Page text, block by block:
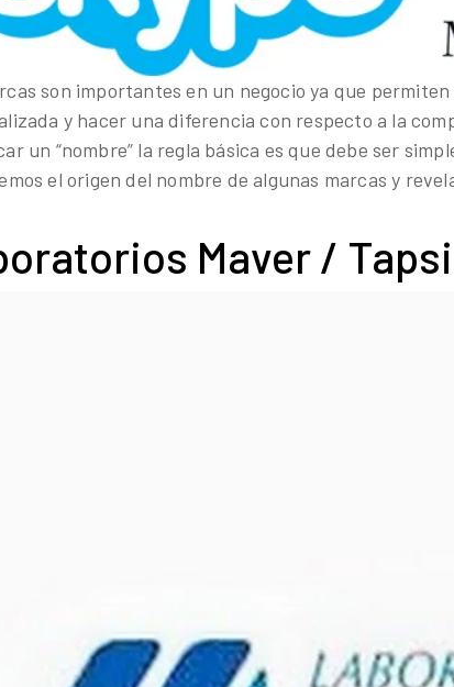
son importantes en un negocio ya que
y hacer una diferencia con respecto a la
un “nombre” la regla básica es que debe ser
el origen del nombre de algunas marcas y
Maver /